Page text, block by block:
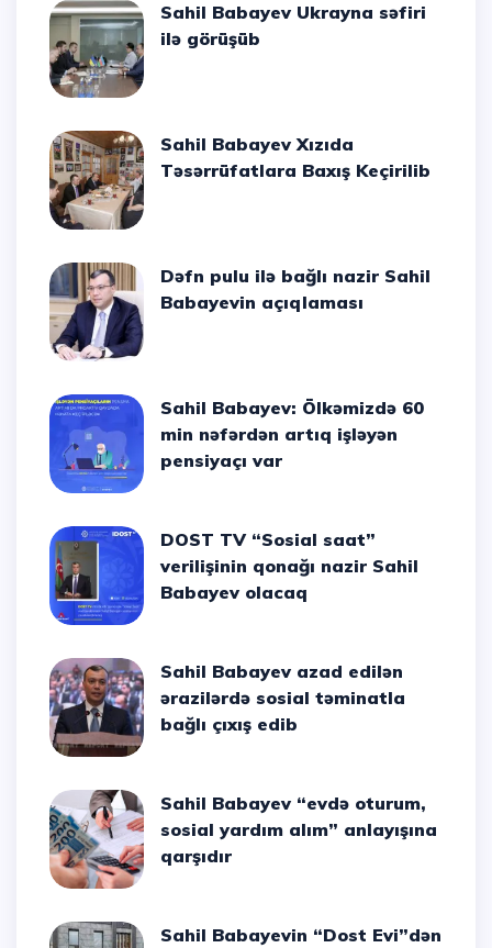
Sahil Babayev Ukrayna səfiri
ilə görüşüb
Sahil Babayev Xızıda
Təsərrüfatlara Baxış Keçirilib
Dəfn pulu ilə bağlı nazir Sahil
Babayevin açıqlaması
Sahil Babayev: Ölkəmizdə 60
min nəfərdən artıq işləyən
pensiyaçı var
DOST TV “Sosial saat”
verilişinin qonağı nazir Sahil
Babayev olacaq
Sahil Babayev azad edilən
ərazilərdə sosial təminatla
bağlı çıxış edib
Sahil Babayev “evdə oturum,
sosial yardım alım” anlayışına
qarşıdır
Sahil Babayevin “Dost Evi”dən